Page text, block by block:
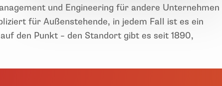
und Engineering für andere Unternehmen
für Außenstehende, in jedem Fall ist es ein
den Punkt – den Standort gibt es seit 1890,